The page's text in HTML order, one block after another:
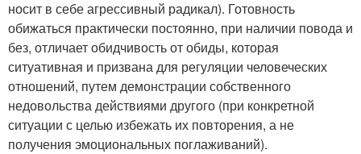
носит в себе агрессивный радикал). Готовность
обижаться практически постоянно, при наличии повода и
без, отличает обидчивость от обиды, которая
ситуативная и призвана для регуляции человеческих
отношений, путем демонстрации собственного
недовольства действиями другого (при конкретной
ситуации с целью избежать их повторения, а не
получения эмоциональных поглаживаний).